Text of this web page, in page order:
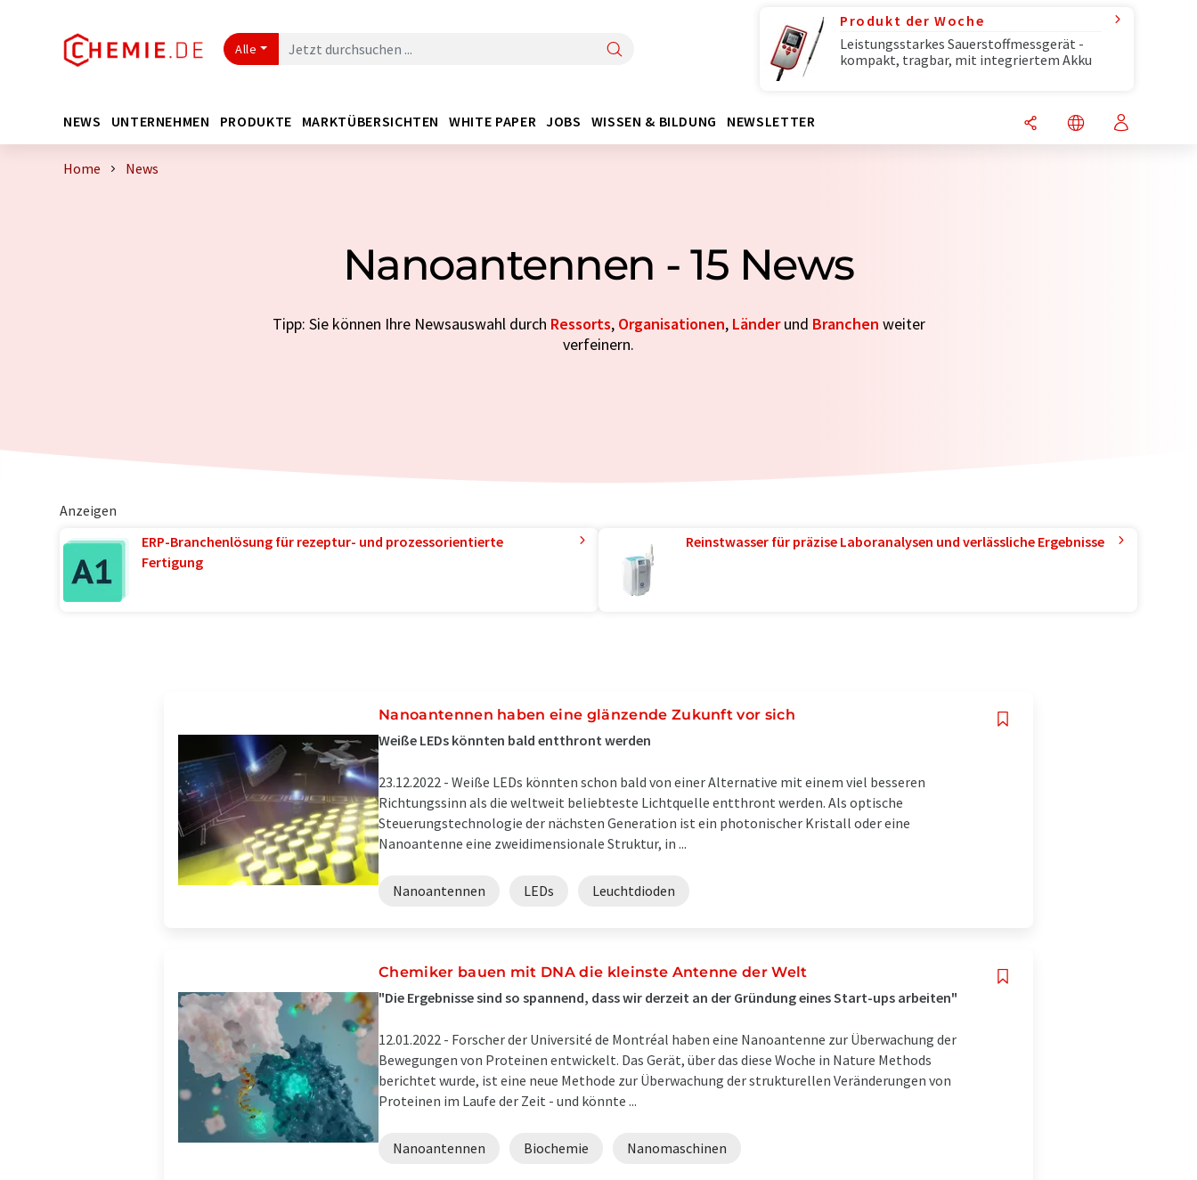
Alle
Produkt der Woche
Leistungsstarkes Sauerstoffmessgerät -
kompakt, tragbar, mit integriertem Akku
NEWS UNTERNEHMEN PRODUKTE MARKTÜBERSICHTEN WHITE PAPER JOBS WISSEN & BILDUNG NEWSLETTER
Home News
Nanoantennen - 15 News
Tipp: Sie können Ihre Newsauswahl durch Ressorts, Organisationen, Länderund Branchen weiter
verfeinern.
Anzeigen
ERP-Branchenlösung für rezeptur- und prozessorientierte
Fertigung
Reinstwasser für präzise Laboranalysen und verlässliche Ergebnisse
Nanoantennen haben eine glänzende Zukunft vor sich
Weiße LEDs könnten bald entthront werden
23.12.2022 - Weiße LEDs könnten schon bald von einer Alternative mit einem viel besseren
Richtungssinn als die weltweit beliebteste Lichtquelle entthront werden. Als optische
Steuerungstechnologie der nächsten Generation ist ein photonischer Kristall oder eine
Nanoantenne eine zweidimensionale Struktur, in ...
Nanoantennen LEDs Leuchtdioden
Chemiker bauen mit DNA die kleinste Antenne der Welt
"Die Ergebnisse sind so spannend, dass wir derzeit an der Gründung eines Start-ups arbeiten"
12.01.2022 - Forscher der Université de Montréal haben eine Nanoantenne zur Überwachung der
Bewegungen von Proteinen entwickelt. Das Gerät, über das diese Woche in Nature Methods
berichtet wurde, ist eine neue Methode zur Überwachung der strukturellen Veränderungen von
Proteinen im Laufe der Zeit - und könnte ...
Nanoantennen Biochemie Nanomaschinen